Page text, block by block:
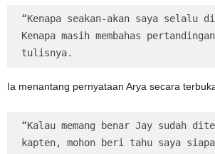
“Kenapa seakan-akan saya selalu
Kenapa masih membahas
tulisnya.
Ia menantang pernyataan Arya secara
“Kalau memang benar Jay sudah
kapten, mohon beri tahu saya